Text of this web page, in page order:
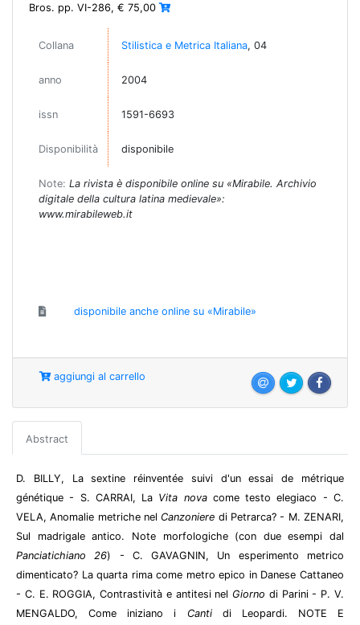
Bros. pp. VI-286, € 75,00
Collana Stilistica e Metrica Italiana, 04
anno 2004
issn 1591-6693
Disponibilità disponibile
Note: La rivista è disponibile online su «Mirabile. Archivio
digitale della cultura latina medievale»:
www.mirabileweb.it
disponibile anche online su «Mirabile»
aggiungi al carrello
Abstract
D. BILLY, La sextine réinventée suivi d'un essai de métrique
génétique - S. CARRAI, La Vita novacome testo elegiaco - C.
VELA, Anomalie metriche nel Canzoniere di Petrarca? - M. ZENARI,
Sul madrigale antico. Note morfologiche (con due esempi dal
Panciatichiano 26) - C. GAVAGNIN, Un esperimento metrico
dimenticato? La quarta rima come metro epico in Danese Cattaneo
- C. E. ROGGIA, Contrastività e antitesi nel Giorno di Parini - P. V.
MENGALDO, Come iniziano i Cantidi Leopardi. NOTE E